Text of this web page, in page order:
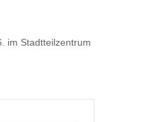
im Stadtteilzentrum